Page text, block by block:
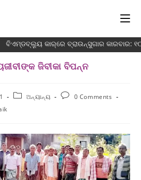
ବିଏମ୍‌ଡବ୍ଲ୍ୟୁ କାର୍‌ରେ ବ୍ରାଉନ୍‌ସୁଗାର କାରବାର:
ଜିବୀକା ବିପନ୍ନ
ଅନ୍ୟାନ୍ୟ
0 Comments